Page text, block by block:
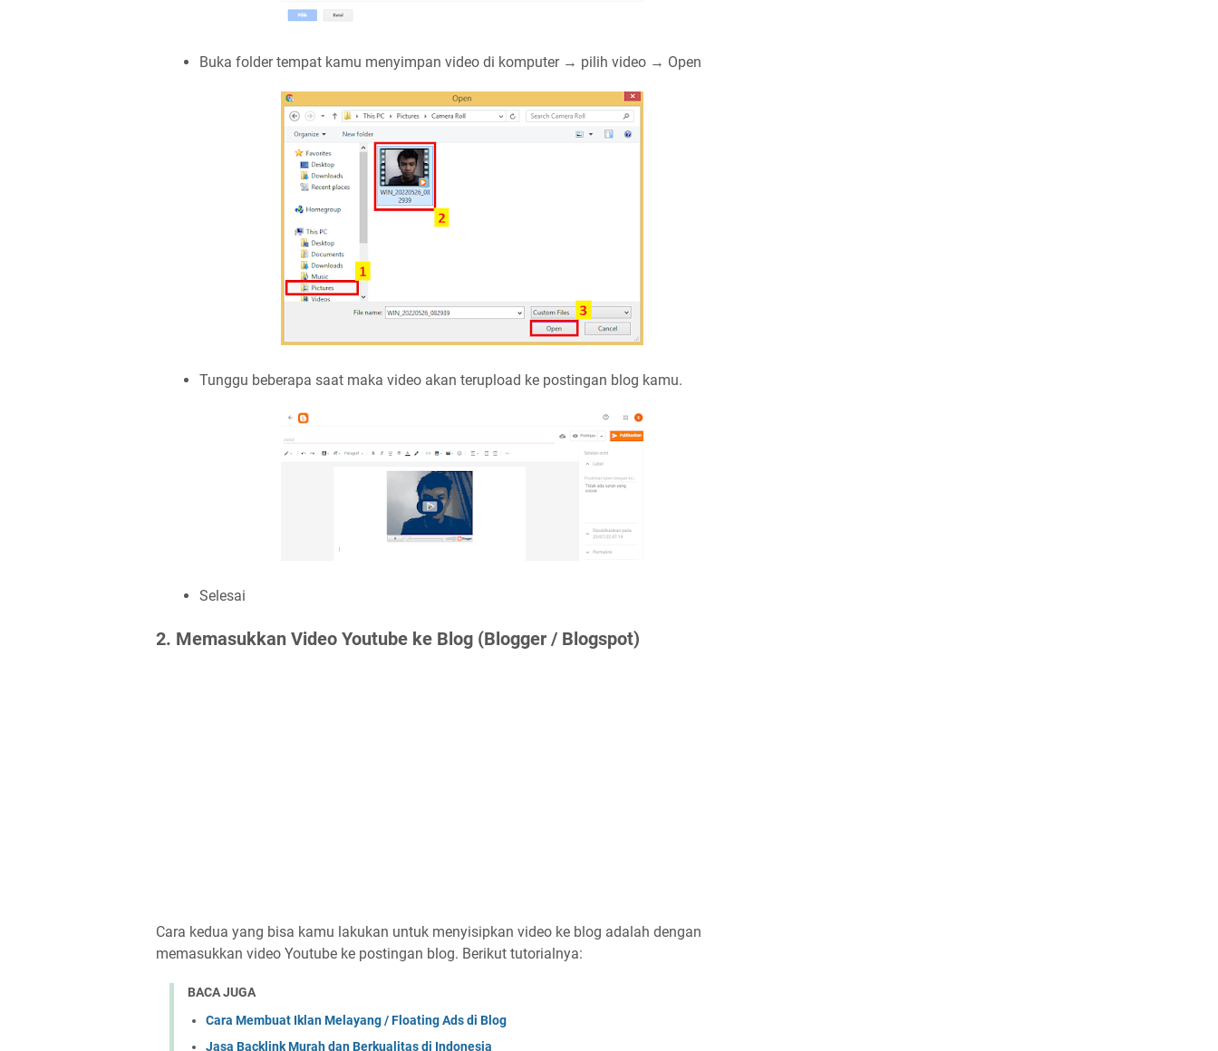
Buka folder tempat kamu menyimpan video di komputer → pilih video → Open
Tunggu beberapa saat maka video akan terupload ke postingan blog kamu.
Selesai
2. Memasukkan Video Youtube ke Blog (Blogger / Blogspot)
Cara kedua yang bisa kamu lakukan untuk menyisipkan video ke blog adalah dengan
memasukkan video Youtube ke postingan blog. Berikut tutorialnya:
BACA JUGA
Cara Membuat Iklan Melayang / Floating Ads di Blog
Jasa Backlink Murah dan Berkualitas di Indonesia